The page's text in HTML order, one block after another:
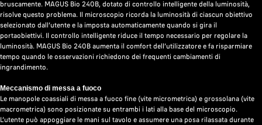
bruscamente. MAGUS Bio 240B, dotato di controllo intelligente della luminosità,
risolve questo problema. Il microscopio ricorda la luminosità di ciascun obiettivo
selezionato dall’utente e la imposta automaticamente quando si gira il
portaobiettivi. Il controllo intelligente riduce il tempo necessario per regolare la
luminosità. MAGUS Bio 240B aumenta il comfort dell’utilizzatore e fa risparmiare
tempo quando le osservazioni richiedono dei frequenti cambiamenti di
ingrandimento.
Meccanismo di messa a fuoco
Le manopole coassiali di messa a fuoco fine (vite micrometrica) e grossolana (vite
macrometrica) sono posizionate su entrambi i lati alla base del microscopio.
L’utente può appoggiare le mani sul tavolo e assumere una posa rilassata durante